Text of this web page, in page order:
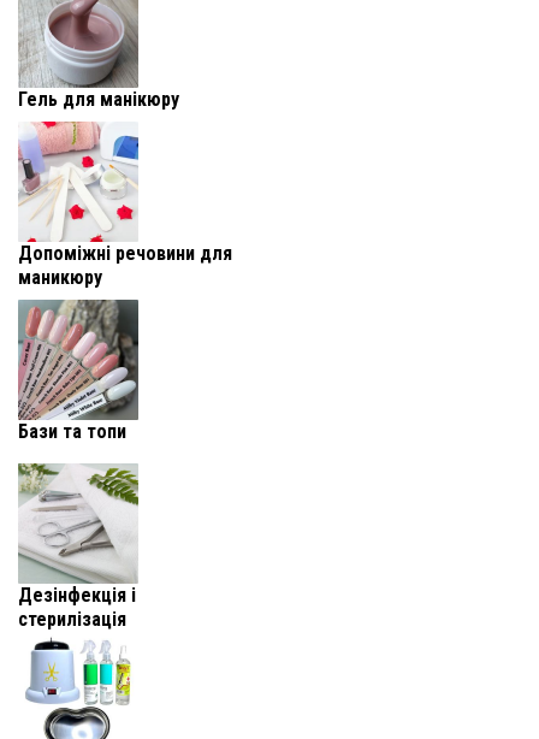
Гель для манікюру
Допоміжні речовини для
маникюру
Бази та топи
Дезінфекція і
стерилізація